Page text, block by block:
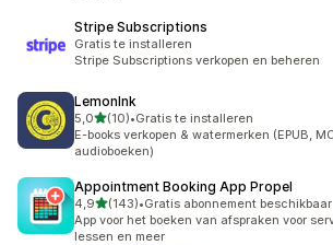
Stripe Subscriptions
Gratis te installeren
Stripe Subscriptions verkopen en beheren
LemonInk
5,0van 5 sterren
(10)
10 recensies in totaal
•Gratis te installeren
E-books verkopen & watermerken (EPUB,
audioboeken)
Appointment Booking App Propel
4,9van 5 sterren
(143)
143 recensies in totaal
•Gratis abonnement beschikbaar
App voor het boeken van afspraken voor
lessen en meer